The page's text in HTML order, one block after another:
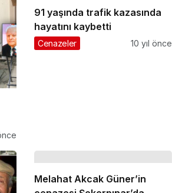
91 yaşında trafik kazasında
hayatını kaybetti
Cenazeler 10 yıl önce
Melahat Akcak Güner’in